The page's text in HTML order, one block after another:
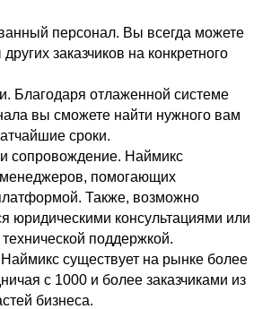
персонал. Вы всегда можете
заказчиков на конкретного
Благодаря отлаженной системе
вы сможете найти нужного вам
сроки.
и сопровождение. Наймикс
менеджеров, помогающих
Также, возможно
юридическими консультациями или
технической поддержкой.
существует на рынке более
с 1000 и более заказчиками из
бизнеса.